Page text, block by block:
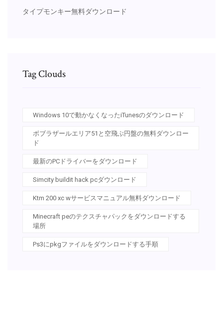
タイプモンキー無料ダウンロード
Tag Clouds
Windows 10で動かなくなったiTunesのダウンロード
ボブラザールエリア51と空飛ぶ円盤の無料ダウンロー
ド
最新のPCドライバーをダウンロード
Simcity buildit hack pcダウンロード
Ktm 200 xc wサービスマニュアル無料ダウンロード
Minecraft peのテクスチャパックをダウンロードする
場所
Ps3にpkgファイルをダウンロードする手順